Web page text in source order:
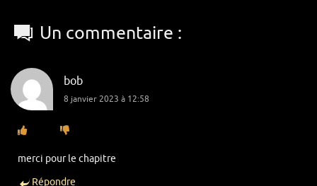
Un commentaire :
bob
8 janvier 2023 à 12:58
merci pour le chapitre
Répondre